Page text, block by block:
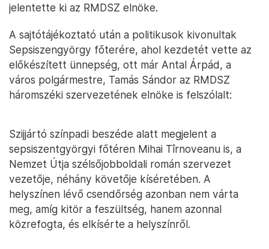
jelentette ki az RMDSZ elnöke.
A sajtótájékoztató után a politikusok kivonultak
Sepsiszengyörgy főterére, ahol kezdetét vette az
előkészített ünnepség, ott már Antal Árpád, a
város polgármestre, Tamás Sándor az RMDSZ
háromszéki szervezetének elnöke is felszólalt:
Szijjártó színpadi beszéde alatt megjelent a
sepsiszentgyörgyi főtéren Mihai Tîrnoveanu is, a
Nemzet Útja szélsőjobboldali román szervezet
vezetője, néhány követője kíséretében. A
helyszínen lévő csendőrség azonban nem várta
meg, amíg kitör a feszültség, hanem azonnal
közrefogta, és elkísérte a helyszínről.